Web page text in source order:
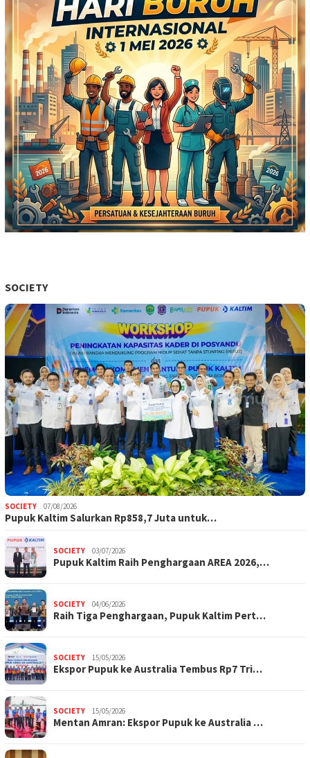
SOCIETY
SOCIETY 07/08/2026
Pupuk Kaltim Salurkan Rp858,7 Juta untuk…
SOCIETY 03/07/2026
Pupuk Kaltim Raih Penghargaan AREA 2026,…
SOCIETY 04/06/2026
Raih Tiga Penghargaan, Pupuk Kaltim Pert…
SOCIETY 15/05/2026
Ekspor Pupuk ke Australia Tembus Rp7 Tri…
SOCIETY 15/05/2026
Mentan Amran: Ekspor Pupuk ke Australia …